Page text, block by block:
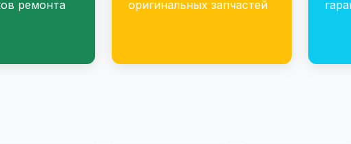
ремонта
оригинальных запчастей